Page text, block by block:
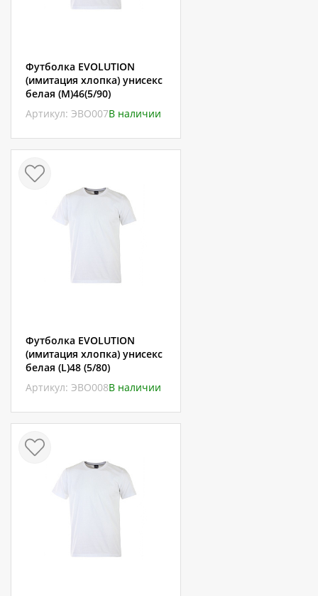
Футболка EVOLUTION
(имитация хлопка) унисекс
белая (M)46(5/90)
Артикул: ЭВО007В наличии
Футболка EVOLUTION
(имитация хлопка) унисекс
белая (L)48 (5/80)
Артикул: ЭВО008В наличии